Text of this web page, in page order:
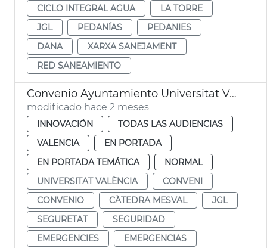
CICLO INTEGRAL AGUA
LA TORRE
JGL
PEDANÍAS
PEDANIES
DANA
XARXA SANEJAMENT
RED SANEAMIENTO
Convenio Ayuntamiento Universitat València Cátedra Mesval
modificado hace 2 meses
INNOVACIÓN
TODAS LAS AUDIENCIAS
VALENCIA
EN PORTADA
EN PORTADA TEMÁTICA
NORMAL
UNIVERSITAT VALÈNCIA
CONVENI
CONVENIO
CÀTEDRA MESVAL
JGL
SEGURETAT
SEGURIDAD
EMERGENCIES
EMERGENCIAS